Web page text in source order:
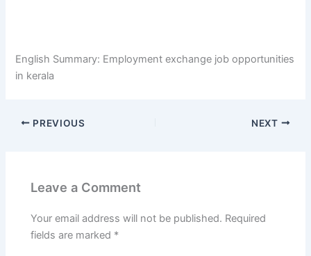
English Summary: Employment exchange job opportunities
in kerala
PREVIOUS NEXT
Leave a Comment
Your email address will not be published. Required
fields are marked *